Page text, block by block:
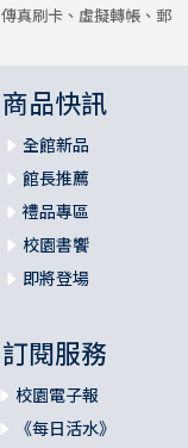
傳真刷卡、虛擬轉帳、郵
商品快訊
全館新品
館長推薦
禮品專區
校園書饗
即將登場
訂閱服務
校園電子報
《每日活水》